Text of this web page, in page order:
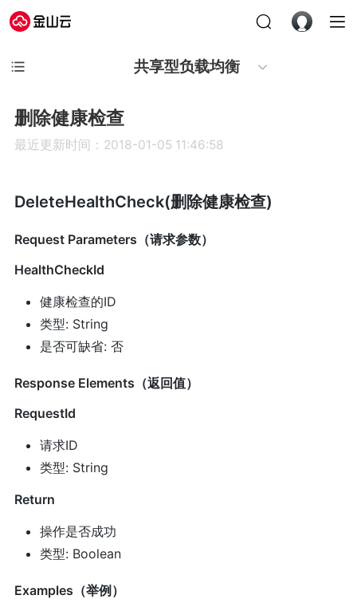
共享型负载均衡
删除健康检查
最近更新时间：2018-01-05 11:46:58
DeleteHealthCheck(删除健康检查)
Request Parameters（请求参数）
HealthCheckId
健康检查的ID
类型: String
是否可缺省: 否
Response Elements（返回值）
RequestId
请求ID
类型: String
Return
操作是否成功
类型: Boolean
Examples（举例）